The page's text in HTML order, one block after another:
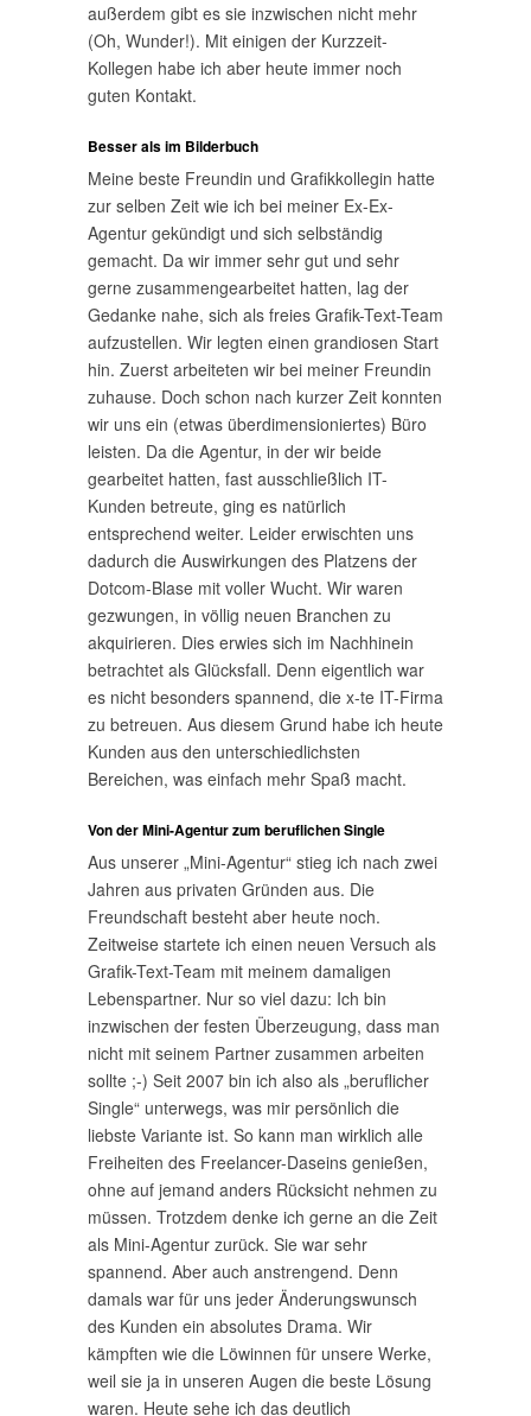
außerdem gibt es sie inzwischen nicht mehr
(Oh, Wunder!). Mit einigen der Kurzzeit-
Kollegen habe ich aber heute immer noch
guten Kontakt.
Besser als im Bilderbuch
Meine beste Freundin und Grafikkollegin hatte
zur selben Zeit wie ich bei meiner Ex-Ex-
Agentur gekündigt und sich selbständig
gemacht. Da wir immer sehr gut und sehr
gerne zusammengearbeitet hatten, lag der
Gedanke nahe, sich als freies Grafik-Text-Team
aufzustellen. Wir legten einen grandiosen Start
hin. Zuerst arbeiteten wir bei meiner Freundin
zuhause. Doch schon nach kurzer Zeit konnten
wir uns ein (etwas überdimensioniertes) Büro
leisten. Da die Agentur, in der wir beide
gearbeitet hatten, fast ausschließlich IT-
Kunden betreute, ging es natürlich
entsprechend weiter. Leider erwischten uns
dadurch die Auswirkungen des Platzens der
Dotcom-Blase mit voller Wucht. Wir waren
gezwungen, in völlig neuen Branchen zu
akquirieren. Dies erwies sich im Nachhinein
betrachtet als Glücksfall. Denn eigentlich war
es nicht besonders spannend, die x-te IT-Firma
zu betreuen. Aus diesem Grund habe ich heute
Kunden aus den unterschiedlichsten
Bereichen, was einfach mehr Spaß macht.
Von der Mini-Agentur zum beruflichen Single
Aus unserer „Mini-Agentur“ stieg ich nach zwei
Jahren aus privaten Gründen aus. Die
Freundschaft besteht aber heute noch.
Zeitweise startete ich einen neuen Versuch als
Grafik-Text-Team mit meinem damaligen
Lebenspartner. Nur so viel dazu: Ich bin
inzwischen der festen Überzeugung, dass man
nicht mit seinem Partner zusammen arbeiten
sollte ;-) Seit 2007 bin ich also als „beruflicher
Single“ unterwegs, was mir persönlich die
liebste Variante ist. So kann man wirklich alle
Freiheiten des Freelancer-Daseins genießen,
ohne auf jemand anders Rücksicht nehmen zu
müssen. Trotzdem denke ich gerne an die Zeit
als Mini-Agentur zurück. Sie war sehr
spannend. Aber auch anstrengend. Denn
damals war für uns jeder Änderungswunsch
des Kunden ein absolutes Drama. Wir
kämpften wie die Löwinnen für unsere Werke,
weil sie ja in unseren Augen die beste Lösung
waren. Heute sehe ich das deutlich